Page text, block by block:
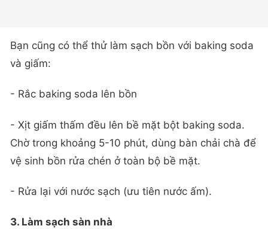
Bạn cũng có thể thử làm sạch bồn với baking soda
và giấm:
- Rắc baking soda lên bồn
- Xịt giấm thấm đều lên bề mặt bột baking soda.
Chờ trong khoảng 5-10 phút, dùng bàn chải chà để
vệ sinh bồn rửa chén ở toàn bộ bề mặt.
- Rửa lại với nước sạch (ưu tiên nước ấm).
3. Làm sạch sàn nhà